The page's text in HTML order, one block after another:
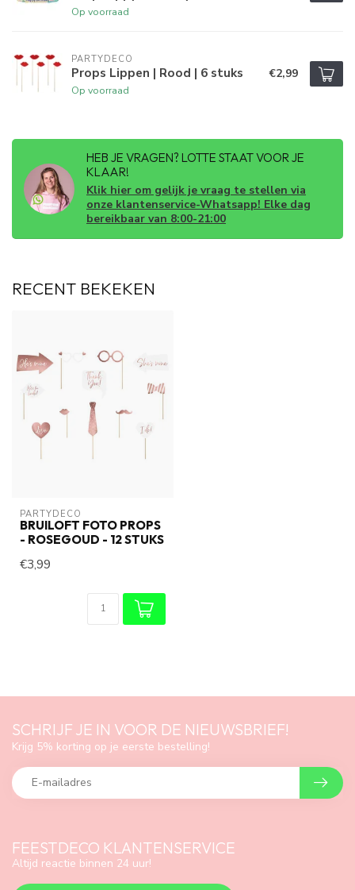
Op voorraad
PARTYDECO
Props Lippen | Rood | 6 stuks
Op voorraad
€2,99
HEB JE VRAGEN? LOTTE STAAT VOOR JE
KLAAR!
Klik hier om gelijk je vraag te stellen via
onze klantenservice-Whatsapp! Elke dag
bereikbaar van 8:00-21:00
RECENT BEKEKEN
PARTYDECO
BRUILOFT FOTO PROPS
- ROSEGOUD - 12 STUKS
€3,99
FEESTDECO KLANTENSERVICE
Altijd reactie binnen 24 uur!
SCHRIJF JE IN VOOR DE NIEUWSBRIEF!
Krijg 5% korting op je eerste bestelling!